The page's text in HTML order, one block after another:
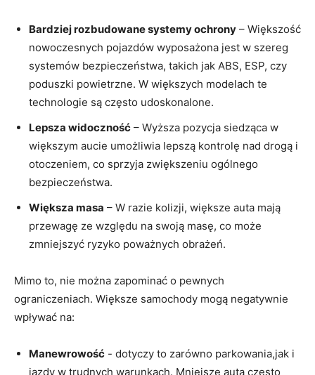
Bardziej rozbudowane systemy ochrony – Większość
⁤nowoczesnych pojazdów wyposażona jest w szereg ​
systemów ⁤bezpieczeństwa, takich jak​ ABS, ESP,⁢ czy
poduszki powietrzne. W większych modelach ‌te
technologie są często⁤ udoskonalone.
Lepsza widoczność – Wyższa pozycja siedząca w
większym⁤ aucie‍ umożliwia‍ lepszą kontrolę nad drogą ⁤i
otoczeniem, co sprzyja zwiększeniu ogólnego ​
bezpieczeństwa.
Większa masa – ⁣W razie kolizji, większe auta ​mają
⁢przewagę ze⁤ względu​ na swoją masę, ‍co może
zmniejszyć ryzyko poważnych obrażeń.
Mimo​ to, nie można zapominać o pewnych
ograniczeniach. ​Większe samochody ‍mogą negatywnie
wpływać na:
Manewrowość ⁢- dotyczy to⁤ zarówno parkowania,jak i
jazdy w trudnych warunkach. Mniejsze auta często